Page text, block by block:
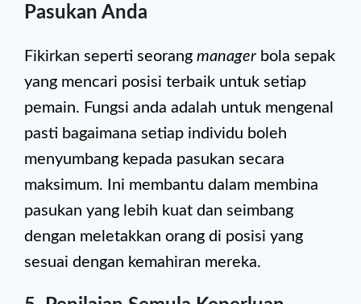
Pasukan Anda
Fikirkan seperti seorang manager bola sepak
yang mencari posisi terbaik untuk setiap
pemain. Fungsi anda adalah untuk mengenal
pasti bagaimana setiap individu boleh
menyumbang kepada pasukan secara
maksimum. Ini membantu dalam membina
pasukan yang lebih kuat dan seimbang
dengan meletakkan orang di posisi yang
sesuai dengan kemahiran mereka.